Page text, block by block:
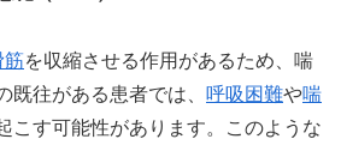
筋を収縮させる作用があるため、喘
既往がある患者では、 呼吸困難や喘
こす可能性があります。このような